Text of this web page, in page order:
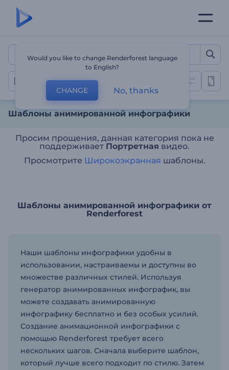
Шаблоны
Анимированная инфографика
Шаблоны анимированной инфографики
Просим прощения, данная категория пока не
поддерживает Портретная видео.
Просмотрите Широкоэкранная шаблоны.
Шаблоны анимированной инфографики от
Renderforest
Наши шаблоны инфографики удобны в
использовании, настраиваемы и доступны во
множестве различных стилей. Используя
генератор анимированных инфографик, вы
можете создавать анимированную
инфографику бесплатно и без особых усилий.
Создание анимационной инфографики с
помощью Renderforest требует всего
нескольких шагов. Сначала выберите шаблон,
который лучше всего подходит по стилю. Затем
Would you like to change Renderforest language
to English?
CHANGE No, thanks